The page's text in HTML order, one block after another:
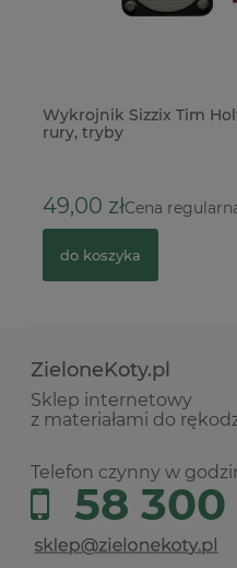
Wykrojnik Sizzix Tim
rury, tryby
49,00 złCena
do koszyka
ZieloneKoty.pl
Sklep internetowy
z materiałami do
Telefon czynny w
58